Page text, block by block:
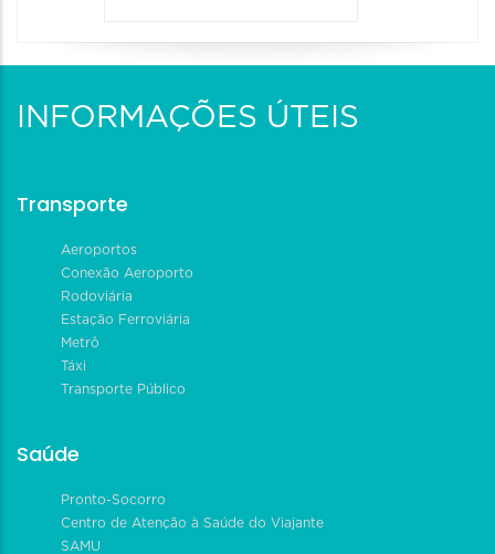
INFORMAÇÕES ÚTEIS
Transporte
Aeroportos
Conexão Aeroporto
Rodoviária
Estação Ferroviária
Metrô
Táxi
Transporte Público
Saúde
Pronto-Socorro
Centro de Atenção à Saúde do Viajante
SAMU